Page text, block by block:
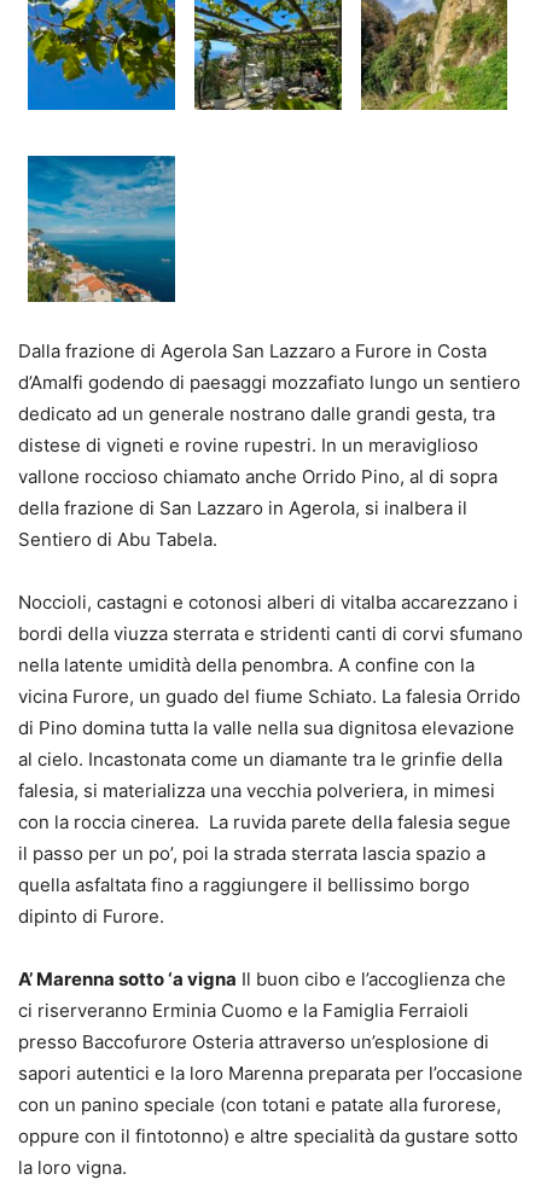
Dalla frazione di Agerola San Lazzaro a Furore in Costa
d’Amalfi godendo di paesaggi mozzafiato lungo un sentiero
dedicato ad un generale nostrano dalle grandi gesta, tra
distese di vigneti e rovine rupestri. In un meraviglioso
vallone roccioso chiamato anche Orrido Pino, al di sopra
della frazione di San Lazzaro in Agerola, si inalbera il
Sentiero di Abu Tabela.
Noccioli, castagni e cotonosi alberi di vitalba accarezzano i
bordi della viuzza sterrata e stridenti canti di corvi sfumano
nella latente umidità della penombra. A confine con la
vicina Furore, un guado del fiume Schiato. La falesia Orrido
di Pino domina tutta la valle nella sua dignitosa elevazione
al cielo. Incastonata come un diamante tra le grinfie della
falesia, si materializza una vecchia polveriera, in mimesi
con la roccia cinerea. La ruvida parete della falesia segue
il passo per un po’, poi la strada sterrata lascia spazio a
quella asfaltata fino a raggiungere il bellissimo borgo
dipinto di Furore.
A’ Marenna sotto ‘a vigna Il buon cibo e l’accoglienza che
ci riserveranno Erminia Cuomo e la Famiglia Ferraioli
presso Baccofurore Osteria attraverso un’esplosione di
sapori autentici e la loro Marenna preparata per l’occasione
con un panino speciale (con totani e patate alla furorese,
oppure con il fintotonno) e altre specialità da gustare sotto
la loro vigna.